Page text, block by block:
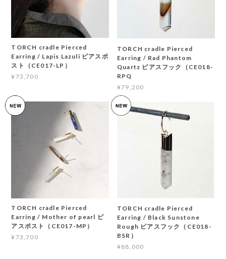
TORCH cradle Pierced
Earring / Lapis Lazuli ピアスポ
スト（CE017-LP）
¥73,700
TORCH cradle Pierced
Earring / Rad Phantom
Quartz ピアスフック（CE018-
RPQ
¥79,200
TORCH cradle Pierced
Earring / Mother of pearl ピ
アスポスト（CE017-MP）
¥73,700
TORCH cradle Pierced
Earring / Black Sunstone
Rough ピアスフック（CE018-
BSR）
¥88,000